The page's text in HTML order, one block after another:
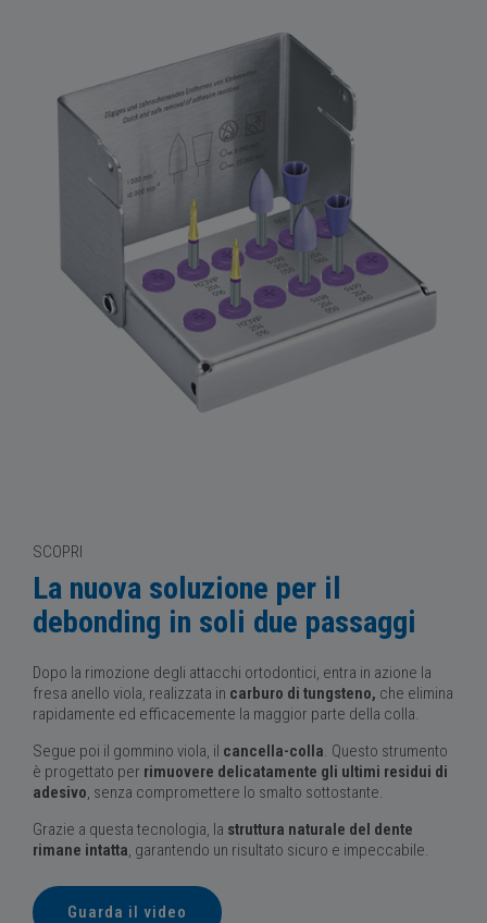
SCOPRI
La nuova soluzione per il
debonding in soli due passaggi
Dopo la rimozione degli attacchi ortodontici, entra in azione la
fresa anello viola, realizzata in carburo di tungsteno, che elimina
rapidamente ed efficacemente la maggior parte della colla.
Segue poi il gommino viola, il cancella-colla. Questo strumento
è progettato per rimuovere delicatamente gli ultimi residui di
adesivo, senza compromettere lo smalto sottostante.
Grazie a questa tecnologia, la struttura naturale del dente
rimane intatta, garantendo un risultato sicuro e impeccabile.
Guarda il video